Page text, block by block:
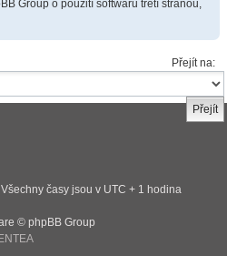
Group o použití softwaru třetí stranou,
Přejít na:
Všechny časy jsou v UTC + 1 hodina
© phpBB Group